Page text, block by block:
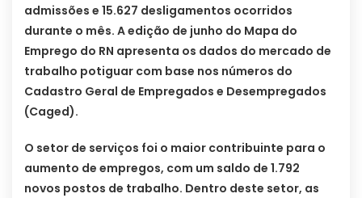
admissões e 15.627 desligamentos ocorridos
durante o mês. A edição de junho do Mapa do
Emprego do RN apresenta os dados do mercado de
trabalho potiguar com base nos números do
Cadastro Geral de Empregados e Desempregados
(Caged).
O setor de serviços foi o maior contribuinte para o
aumento de empregos, com um saldo de 1.792
novos postos de trabalho. Dentro deste setor, as